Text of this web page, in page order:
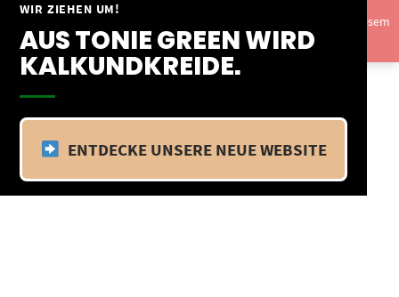
WIR ZIEHEN UM!
AUS TONIE GREEN WIRD
KALKUNDKREIDE.
ENTDECKE UNSERE NEUE WEBSITE
Springe
Inhalt
Vom 09.04.25 - 20.04.25 befinden wir uns im Betriebsurlaub. In diesem
Zeitraum findet kein Versand statt.Ausblenden